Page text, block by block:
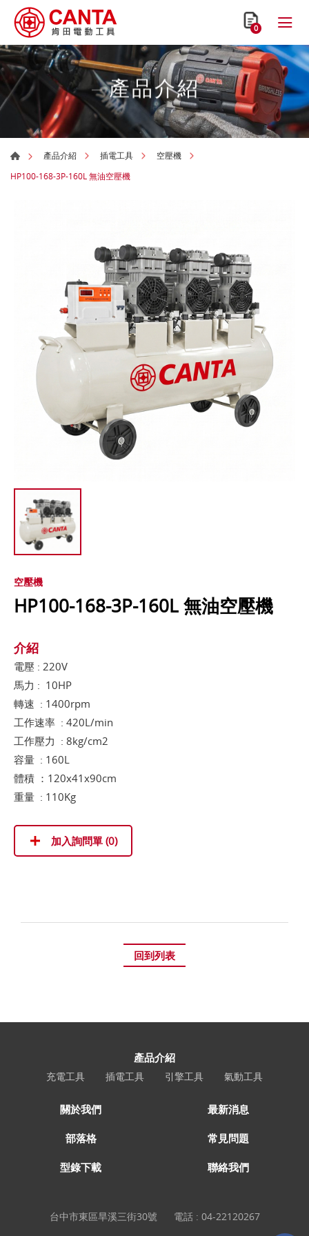
0
產品介紹
產品介紹 插電工具
空壓機
HP100-168-3P-160L 無油空壓機
空壓機
HP100-168-3P-160L 無油空壓機
介紹
電壓 : 220V
馬力 : 10HP
轉速 : 1400rpm
工作速率 : 420L/min
工作壓力 : 8kg/cm2
容量 : 160L
體積 ：120x41x90cm
重量 : 110Kg
加入詢問單 (0)
回到列表
產品介紹
充電工具 插電工具 引擎工具 氣動工具
關於我們 最新消息
部落格 常見問題
型錄下載 聯絡我們
台中市東區旱溪三街30號 電話 : 04-22120267